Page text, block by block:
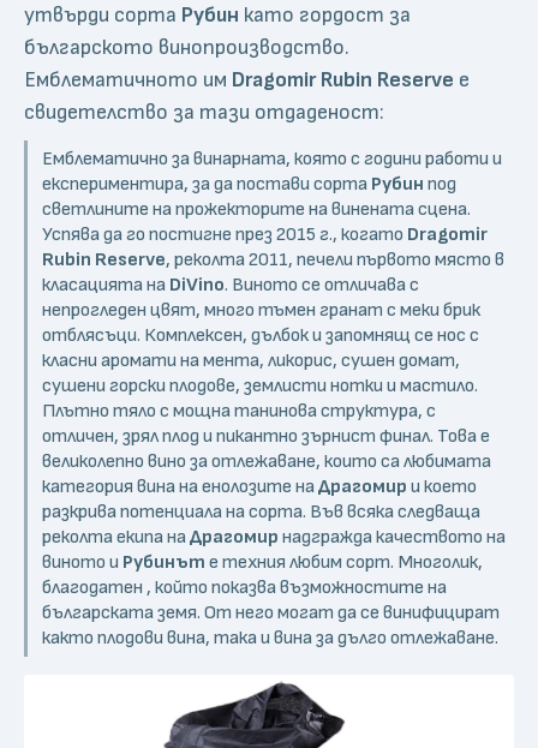
утвърди сорта Рубин като гордост за
българското винопроизводство.
Емблематичното им Dragomir Rubin Reserve е
свидетелство за тази отдаденост:
Емблематично за винарната, която с години работи и
експериментира, за да постави сорта Рубин под
светлините на прожекторите на винената сцена.
Успява да го постигне през 2015 г., когато Dragomir
Rubin Reserve, реколта 2011, печели първото място в
класацията на DiVino. Виното се отличава с
непрогледен цвят, много тъмен гранат с меки брик
отблясъци. Комплексен, дълбок и запомнящ се нос с
класни аромати на мента, ликорис, сушен домат,
сушени горски плодове, землисти нотки и мастило.
Плътно тяло с мощна танинова структура, с
отличен, зрял плод и пикантно зърнист финал. Това е
великолепно вино за отлежаване, които са любимата
категория вина на енолозите наДрагомир и което
разкрива потенциала на сорта. Във всяка следваща
реколта екипа наДрагомир надгражда качеството на
виното и Рубинът е техния любим сорт. Многолик,
благодатен , който показва възможностите на
българската земя. От него могат да се винифицират
както плодови вина, така и вина за дълго отлежаване.